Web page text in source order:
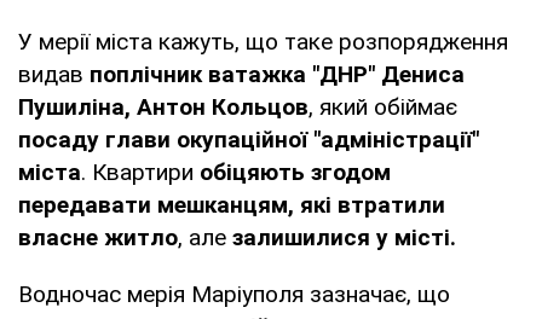
У мерії міста кажуть, що таке розпорядження
видав поплічник ватажка "ДНР" Дениса
Пушиліна, Антон Кольцов, який обіймає
посаду глави окупаційної "адміністрації"
міста. Квартири обіцяють згодом
передавати мешканцям, які втратили
власне житло, але залишилися у місті.
Водночас мерія Маріуполя зазначає, що